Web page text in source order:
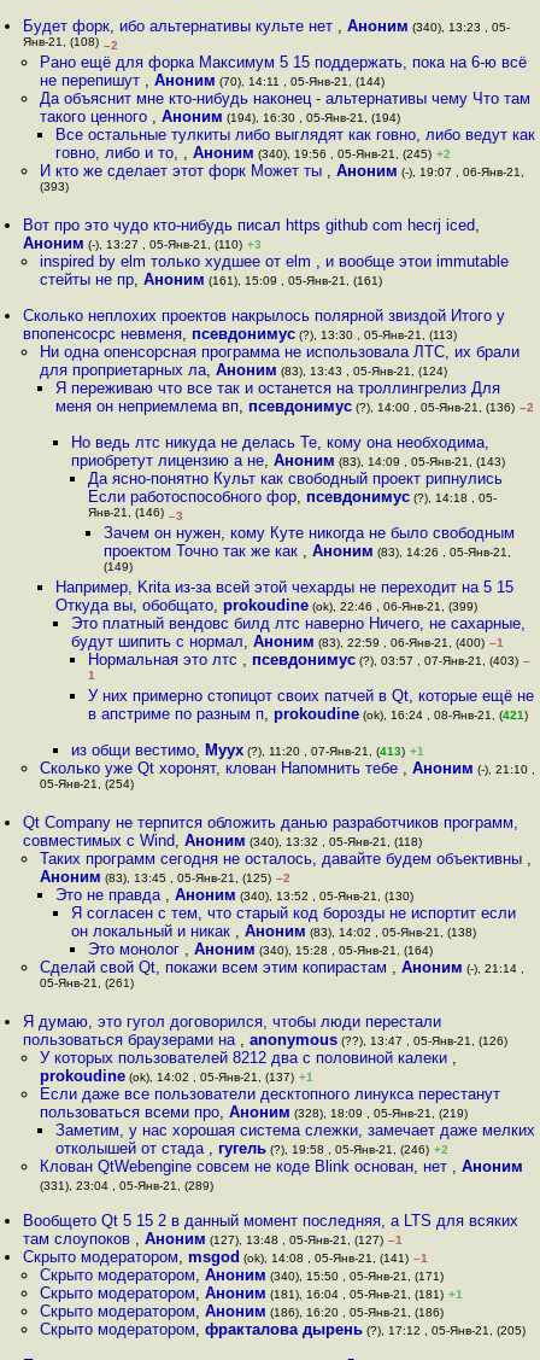
Будет форк, ибо альтернативы культе нет ,Аноним (340), 13:23 , 05-
Янв-21, (108) –2
Рано ещё для форка Максимум 5 15 поддержать, пока на 6-ю всё
не перепишут , Аноним (70), 14:11 , 05-Янв-21, (144)
Да объяснит мне кто-нибудь наконец - альтернативы чему Что там
такого ценного , Аноним (194), 16:30 , 05-Янв-21, (194)
Все остальные тулкиты либо выглядят как говно, либо ведут как
говно, либо и то, , Аноним (340), 19:56 , 05-Янв-21, (245) +2
И кто же сделает этот форк Может ты , Аноним (-), 19:07 , 06-Янв-21,
(393)
Вот про это чудо кто-нибудь писал https github com hecrj iced,
Аноним (-), 13:27 , 05-Янв-21, (110) +3
inspired by elm только худшее от elm , и вообще этои immutable
стейты не пр, Аноним (161), 15:09 , 05-Янв-21, (161)
Сколько неплохих проектов накрылось полярной звиздой Итого у
впопенсосрс невменя, псевдонимус (?), 13:30 , 05-Янв-21, (113)
Ни одна опенсорсная программа не использовала ЛТС, их брали
для проприетарных ла, Аноним (83), 13:43 , 05-Янв-21, (124)
Я переживаю что все так и останется на троллингрелиз Для
меня он неприемлема вп, псевдонимус(?), 14:00 , 05-Янв-21, (136) –2
Но ведь лтс никуда не делась Те, кому она необходима,
приобретут лицензию а не,Аноним (83), 14:09 , 05-Янв-21, (143)
Да ясно-понятно Культ как свободный проект рипнулись
Если работоспособного фор, псевдонимус(?), 14:18 , 05-
Янв-21, (146) –3
Зачем он нужен, кому Куте никогда не было свободным
проектом Точно так же как , Аноним (83), 14:26 , 05-Янв-21,
(149)
Например, Krita из-за всей этой чехарды не переходит на 5 15
Откуда вы, обобщато, prokoudine(ok), 22:46 , 06-Янв-21, (399)
Это платный вендовс билд лтс наверно Ничего, не сахарные,
будут шипить с нормал,Аноним (83), 22:59 , 06-Янв-21, (400) –1
Нормальная это лтс , псевдонимус(?), 03:57 , 07-Янв-21, (403) –
1
У них примерно стопицот своих патчей в Qt, которые ещё не
в апстриме по разным п, prokoudine(ok), 16:24 , 08-Янв-21, (421)
из общи вестимо, Myyx (?), 11:20 , 07-Янв-21, (413) +1
Сколько уже Qt хоронят, клован Напомнить тебе , Аноним (-), 21:10 ,
05-Янв-21, (254)
Qt Company не терпится обложить данью разработчиков программ,
совместимых с Wind,Аноним (340), 13:32 , 05-Янв-21, (118)
Таких программ сегодня не осталось, давайте будем объективны ,
Аноним (83), 13:45 , 05-Янв-21, (125) –2
Это не правда , Аноним (340), 13:52 , 05-Янв-21, (130)
Я согласен с тем, что старый код борозды не испортит если
он локальный и никак ,Аноним (83), 14:02 , 05-Янв-21, (138)
Это монолог , Аноним (340), 15:28 , 05-Янв-21, (164)
Сделай свой Qt, покажи всем этим копирастам , Аноним (-), 21:14 ,
05-Янв-21, (261)
Я думаю, это гугол договорился, чтобы люди перестали
пользоваться браузерами на ,anonymous (??), 13:47 , 05-Янв-21, (126)
У которых пользователей 8212 два с половиной калеки ,
prokoudine(ok), 14:02 , 05-Янв-21, (137) +1
Если даже все пользователи десктопного линукса перестанут
пользоваться всеми про, Аноним (328), 18:09 , 05-Янв-21, (219)
Заметим, у нас хорошая система слежки, замечает даже мелких
отколышей от стада , гугель(?), 19:58 , 05-Янв-21, (246) +2
Клован QtWebengine совсем не коде Blink основан, нет , Аноним
(331), 23:04 , 05-Янв-21, (289)
Вообщето Qt 5 15 2 в данный момент последняя, а LTS для всяких
там слоупоков ,Аноним (127), 13:48 , 05-Янв-21, (127) –1
Скрыто модератором,msgod (ok), 14:08 , 05-Янв-21, (141) –1
Скрыто модератором, Аноним (340), 15:50 , 05-Янв-21, (171)
Скрыто модератором, Аноним (181), 16:04 , 05-Янв-21, (181) +1
Скрыто модератором, Аноним (186), 16:20 , 05-Янв-21, (186)
Скрыто модератором, фракталова дырень(?), 17:12 , 05-Янв-21, (205)